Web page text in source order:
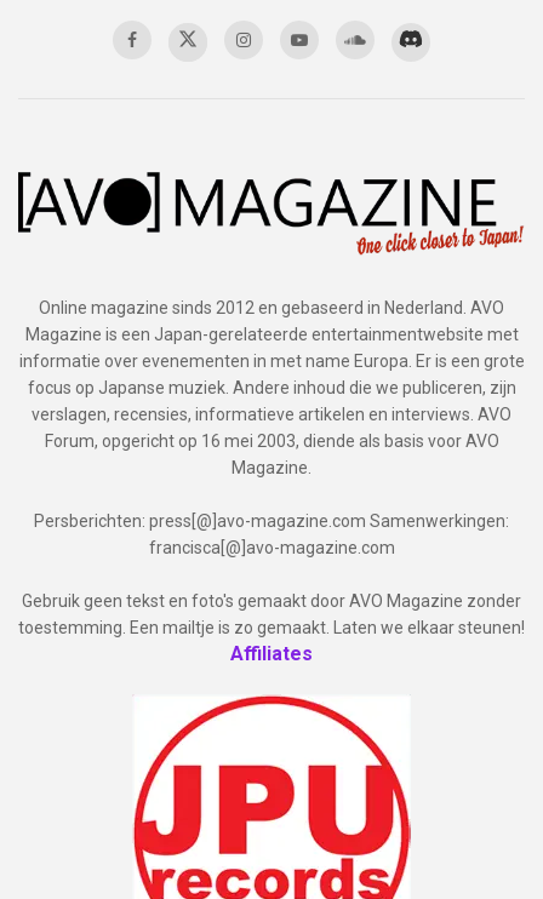
Online magazine sinds 2012 en gebaseerd in Nederland. AVO
Magazine is een Japan-gerelateerde entertainmentwebsite met
informatie over evenementen in met name Europa. Er is een grote
focus op Japanse muziek. Andere inhoud die we publiceren, zijn
verslagen, recensies, informatieve artikelen en interviews. AVO
Forum, opgericht op 16 mei 2003, diende als basis voor AVO
Magazine.
Persberichten: press[@]avo-magazine.com Samenwerkingen:
francisca[@]avo-magazine.com
Gebruik geen tekst en foto's gemaakt door AVO Magazine zonder
toestemming. Een mailtje is zo gemaakt. Laten we elkaar steunen!
Affiliates